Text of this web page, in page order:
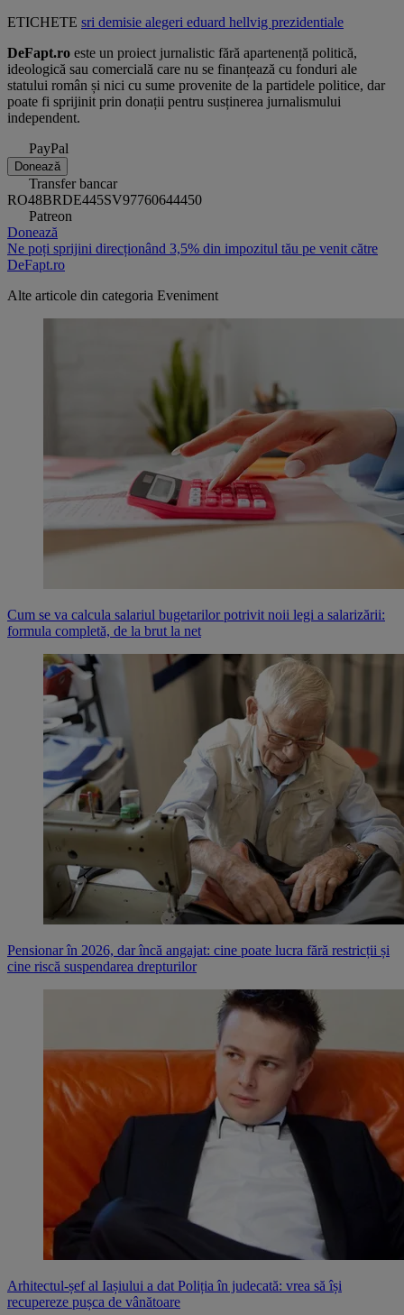
ETICHETE sri demisie alegeri eduard hellvig prezidentiale
DeFapt.ro este un proiect jurnalistic fără apartenență politică,
ideologică sau comercială care nu se finanțează cu fonduri ale
statului român și nici cu sume provenite de la partidele politice, dar
poate fi sprijinit prin donații pentru susținerea jurnalismului
independent.
PayPal
Donează
Transfer bancar
RO48BRDE445SV97760644450
Patreon
Donează
Ne poți sprijini direcționând 3,5% din impozitul tău pe venit către
DeFapt.ro
Alte articole din categoria Eveniment
Cum se va calcula salariul bugetarilor potrivit noii legi a salarizării:
formula completă, de la brut la net
Pensionar în 2026, dar încă angajat: cine poate lucra fără restricții și
cine riscă suspendarea drepturilor
Arhitectul-șef al Iașiului a dat Poliția în judecată: vrea să își
recupereze pușca de vânătoare